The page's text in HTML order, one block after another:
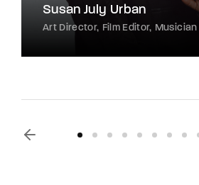
Susan July Urban
Art Director Film Editor Musician